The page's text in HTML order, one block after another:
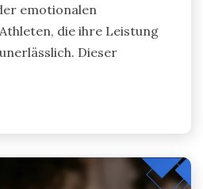
emotionalen
die ihre Leistung
Dieser